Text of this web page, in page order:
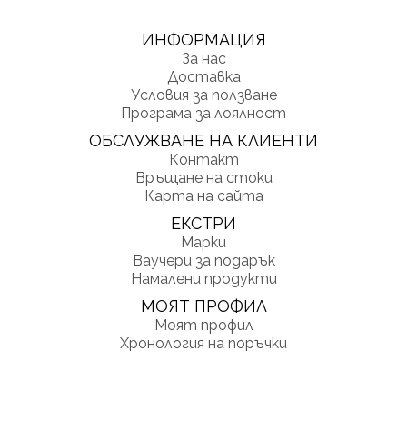
ИНФОРМАЦИЯ
За нас
Доставка
Условия за ползване
Програма за лоялност
ОБСЛУЖВАНЕ НА КЛИЕНТИ
Контакт
Връщане на стоки
Карта на сайта
ЕКСТРИ
Марки
Ваучери за подарък
Намалени продукти
МОЯТ ПРОФИЛ
Моят профил
Хронология на поръчки